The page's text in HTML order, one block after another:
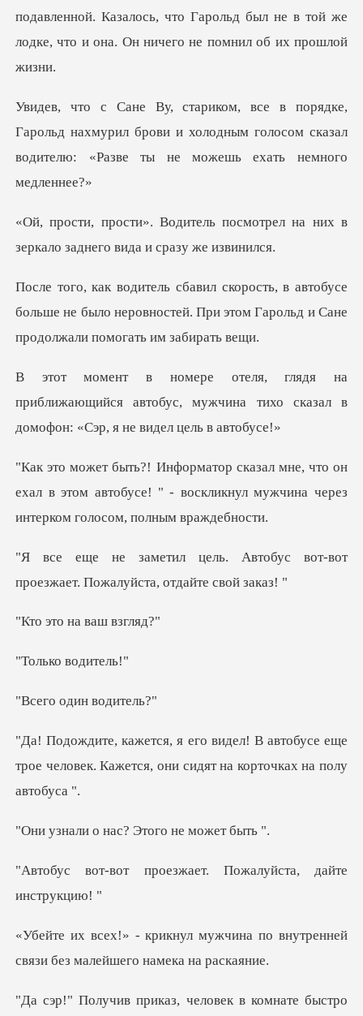
авленной. Казалось, что Гарольд был не в той же
лодк
рольд нахмурил брови и холодным голосом сказал
вод
посмотрел на них в
зеркало за
обусе
больше не было неровностей. При этом Гаро
ближающийся автобус, мужчина тихо сказал в
о он
ехал в этом автобусе! " - воскликнул мужчи
втобус вот-вот
проезжает. Пож
на ваш
о води
один во
автобусе еще
трое человек. Кажется, он
нас? Этого н
оезжает. Пожалуйста
жчина по внутренней
связи без
тро